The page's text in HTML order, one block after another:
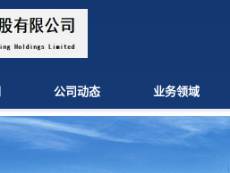
公司动态 业务领域